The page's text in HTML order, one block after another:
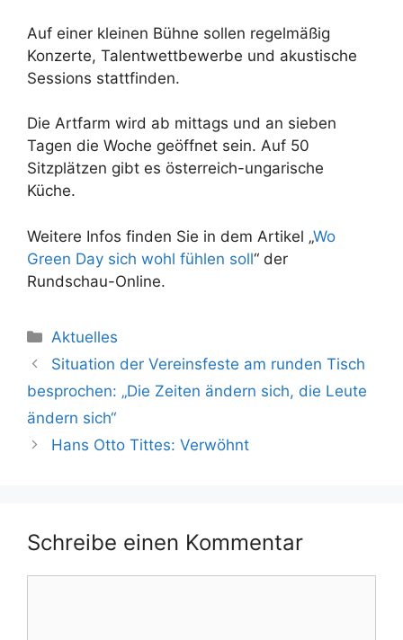
Auf einer kleinen Bühne sollen regelmäßig
Konzerte, Talentwettbewerbe und akustische
Sessions stattfinden.
Die Artfarm wird ab mittags und an sieben
Tagen die Woche geöffnet sein. Auf 50
Sitzplätzen gibt es österreich-ungarische
Küche.
Weitere Infos finden Sie in dem Artikel „Wo
Green Day sich wohl fühlen soll“ der
Rundschau-Online.
Kategorien
Aktuelles
Situation der Vereinsfeste am runden Tisch
besprochen: „Die Zeiten ändern sich, die Leute
ändern sich“
Hans Otto Tittes: Verwöhnt
Schreibe einen Kommentar